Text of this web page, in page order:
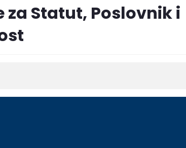
za Statut, Poslovnik i